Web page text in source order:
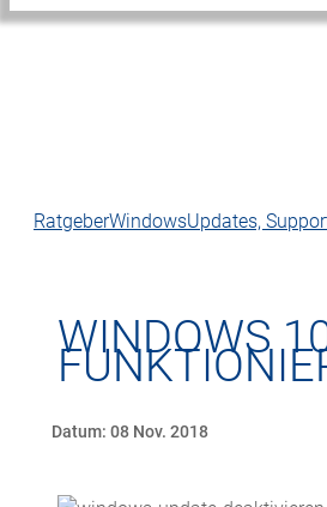
RatgeberWindowsUpdates,
WINDOWS
Datum: 08 Nov. 2018